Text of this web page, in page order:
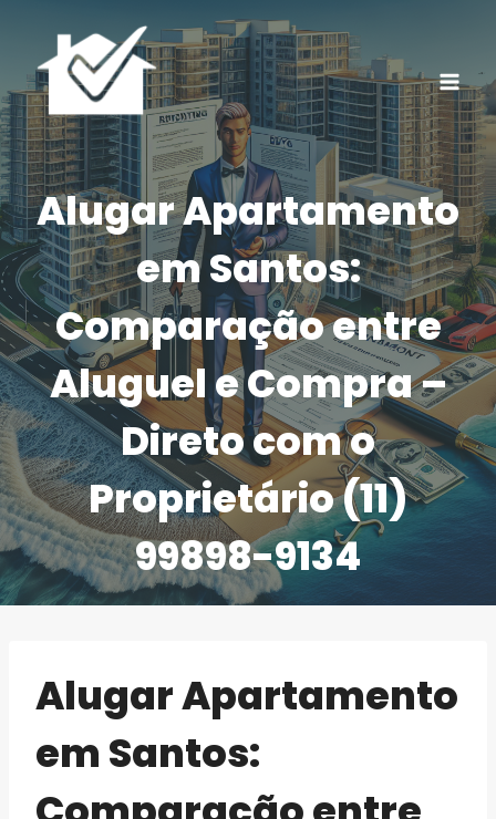
Conteúdo
Alugar Apartamento
em Santos:
Comparação entre
Aluguel e Compra –
Direto com o
Proprietário (11)
99898-9134
Alugar Apartamento
em Santos: